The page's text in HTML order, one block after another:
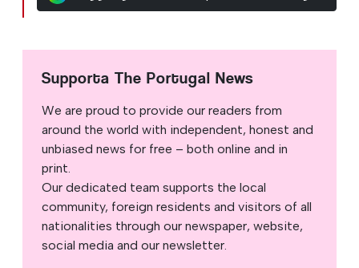
Supporta The Portugal News
We are proud to provide our readers from
around the world with independent, honest and
unbiased news for free – both online and in
print.
Our dedicated team supports the local
community, foreign residents and visitors of all
nationalities through our newspaper, website,
social media and our newsletter.